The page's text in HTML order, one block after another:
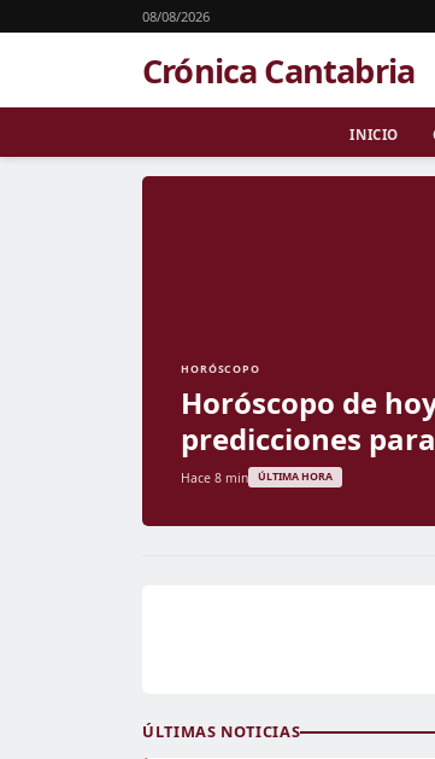
08/08/2026
Crónica Cantabria
INICIO
HORÓSCOPO
Horóscopo de
predicciones
Hace 8 min ÚLTIMA HORA
ÚLTIMAS NOTICIAS